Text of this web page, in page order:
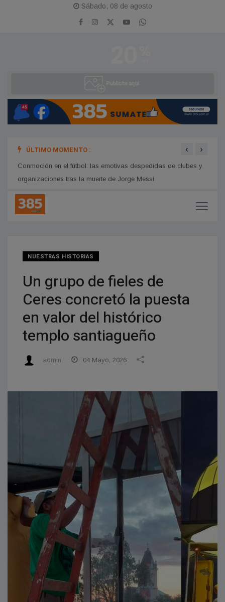
Sábado, 08 de agosto
ÚLTIMO MOMENTO :
organizaciones tras la muerte de Jorge Messi
Santiago del Estero se prepara para la "Semana Carabajal": el
epicentro del folclore en La Banda
‹ ›
NUESTRAS HISTORIAS
Un grupo de fieles de
Ceres concretó la puesta
en valor del histórico
templo santiagueño
admin 04 Mayo, 2026